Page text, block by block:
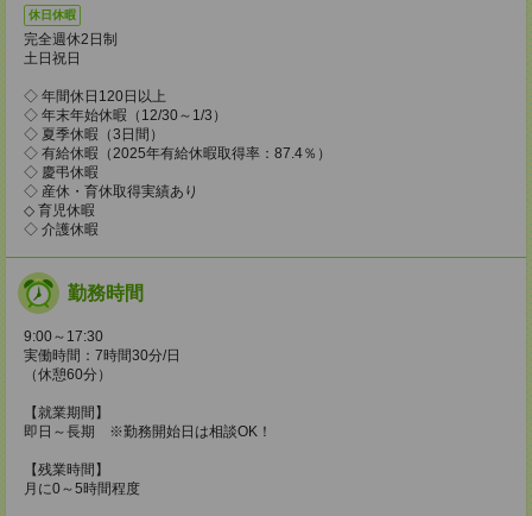
休日休暇
完全週休2日制
土日祝日
◇ 年間休日120日以上
◇ 年末年始休暇（12/30～1/3）
◇ 夏季休暇（3日間）
◇ 有給休暇（2025年有給休暇取得率：87.4％）
◇ 慶弔休暇
◇ 産休・育休取得実績あり
◇ 育児休暇
◇ 介護休暇
勤務時間
9:00～17:30
実働時間：7時間30分/日
（休憩60分）
【就業期間】
即日～長期 ※勤務開始日は相談OK！
【残業時間】
月に0～5時間程度